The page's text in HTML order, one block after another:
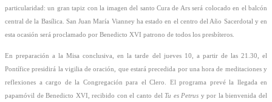
particularidad: un gran tapiz con la imagen del santo Cura de Ars será colocado en el balcón
central de la Basílica. San Juan María Vianney ha estado en el centro del Año Sacerdotal y en
esta ocasión será proclamado por Benedicto XVI patrono de todos los presbíteros.
En preparación a la Misa conclusiva, en la tarde del jueves 10, a partir de las 21.30, el
Pontífice presidirá la vigilia de oración, que estará precedida por una hora de meditaciones y
reflexiones a cargo de la Congregación para el Clero. El programa prevé la llegada en
papamóvil de Benedicto XVI, recibido con el canto delTu es Petrus y por la bienvenida del